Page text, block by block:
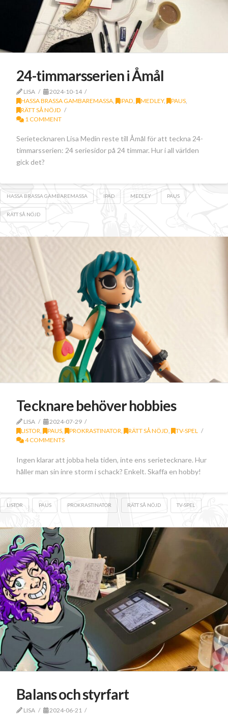
24-timmarsserien i Åmål
LISA
2024-10-14
HASSA BRASSA GAMBAREMASSA , IPAD , MEDLEY, PAUS
RÄTT SÅ NÖJD
1 COMMENT
Serietecknaren Lisa Medin reste till Åmål för att teckna 24-
timmarsserien: 24 seriesidor på 24 timmar. Hur i all världen
gick det?
HASSA BRASSA GAMBAREMASSA IPAD MEDLEY PAUS
RÄTT SÅ NÖJD
Tecknare behöver hobbies
LISA
2024-07-29
LISTOR, PAUS, PROKRASTINATOR, RÄTT SÅ NÖJD, TV-SPEL
4 COMMENTS
Ingen klarar att jobba hela tiden, inte ens serietecknare. Hur
håller man sin inre storm i schack? Enkelt. Skaffa en hobby!
LISTOR PAUS PROKRASTINATOR RÄTT SÅ NÖJD TV-SPEL
Balans och styrfart
LISA
2024-06-21